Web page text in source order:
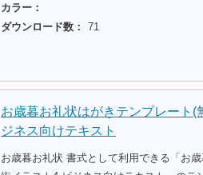
カラー：
ダウンロード数：
71
お歳暮お礼状はがきテンプレート
ジネス向けテキスト
お歳暮お礼状 書式として利用できる「お